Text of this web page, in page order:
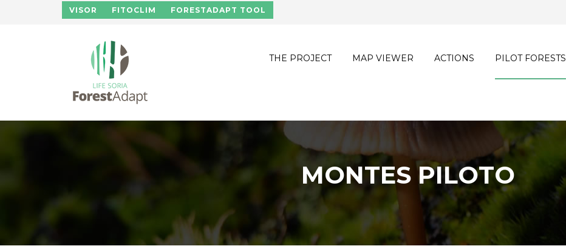
Skip to main content
VISOR FITOCLIM FORESTADAPT TOOL
THE PROJECT MAP VIEWER ACTIONS PILOT FORESTS
MONTES PILOTO